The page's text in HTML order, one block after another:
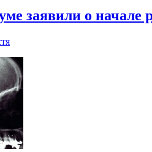
заявили о начале